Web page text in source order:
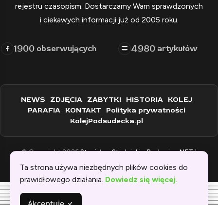
rejestru czasopism. Dostarczamy Wam sprawdzonych
i ciekawych informacji już od 2005 roku.
1900 obserwujących 4980 artykułów
NEWS ZDJĘCIA ZABYTKI HISTORIA KOLEJ
PARAFIA KONTAKT Polityka prywatności
KolejPodsudecka.pl
© Copyright 2026Stanisław Stadnicki - Raclawice.NET|
Ta strona używa niezbędnych plików cookies do
prawidłowego działania. Dowiedz się więcej.